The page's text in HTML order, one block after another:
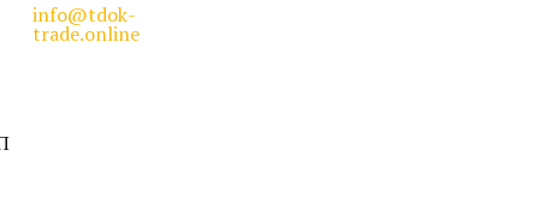
info@tdok-
trade.online